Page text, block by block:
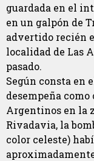
guardada en el
en un galpón de
advertido recién
localidad de Las
pasado.
Según consta en
desempeña
Argentinos en la
Rivadavia, la
color celeste)